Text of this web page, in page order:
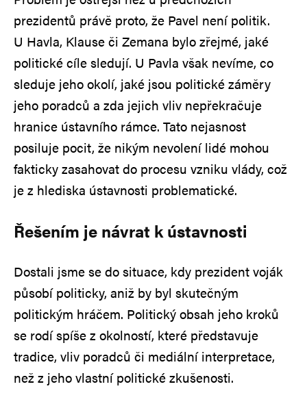
prezidentů právě proto, že Pavel není politik.
U Havla, Klause či Zemana bylo zřejmé, jaké
politické cíle sledují. U Pavla však nevíme, co
sleduje jeho okolí, jaké jsou politické záměry
jeho poradců a zda jejich vliv nepřekračuje
hranice ústavního rámce. Tato nejasnost
posiluje pocit, že nikým nevolení lidé mohou
fakticky zasahovat do procesu vzniku vlády, což
je z hlediska ústavnosti problematické.
Řešením je návrat k ústavnosti
Dostali jsme se do situace, kdy prezident voják
působí politicky, aniž by byl skutečným
politickým hráčem. Politický obsah jeho kroků
se rodí spíše z okolností, které představuje
tradice, vliv poradců či mediální interpretace,
než z jeho vlastní politické zkušenosti.